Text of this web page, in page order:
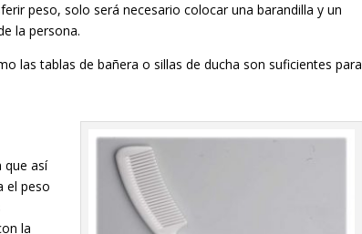
peso, solo será necesario colocar una barandilla y un
la persona.
las tablas de bañera o sillas de ducha son suficientes para
que así
el peso
la